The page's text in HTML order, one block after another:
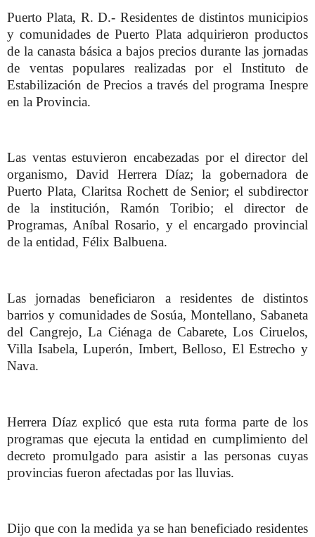
Puerto Plata, R. D.- Residentes de distintos municipios
y comunidades de Puerto Plata adquirieron productos
de la canasta básica a bajos precios durante las jornadas
de ventas populares realizadas por el Instituto de
Estabilización de Precios a través del programa Inespre
en la Provincia.
Las ventas estuvieron encabezadas por el director del
organismo, David Herrera Díaz; la gobernadora de
Puerto Plata, Claritsa Rochett de Senior; el subdirector
de la institución, Ramón Toribio; el director de
Programas, Aníbal Rosario, y el encargado provincial
de la entidad, Félix Balbuena.
Las jornadas beneficiaron a residentes de distintos
barrios y comunidades de Sosúa, Montellano, Sabaneta
del Cangrejo, La Ciénaga de Cabarete, Los Ciruelos,
Villa Isabela, Luperón, Imbert, Belloso, El Estrecho y
Nava.
Herrera Díaz explicó que esta ruta forma parte de los
programas que ejecuta la entidad en cumplimiento del
decreto promulgado para asistir a las personas cuyas
provincias fueron afectadas por las lluvias.
Dijo que con la medida ya se han beneficiado residentes